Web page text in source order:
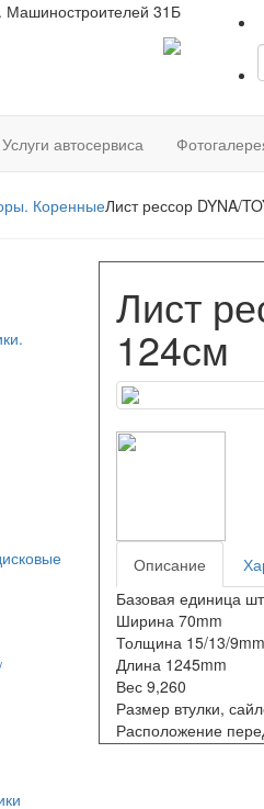
Машиностроителей 31Б
Услуги автосервиса
КоренныеЛист рессор DYNA/
Лист
124см
Описание
Базовая единица шт
Ширина 70mm
Толщина 15/13/9mm
Длина 1245mm
Вес 9,260
Размер втулки,
Расположение